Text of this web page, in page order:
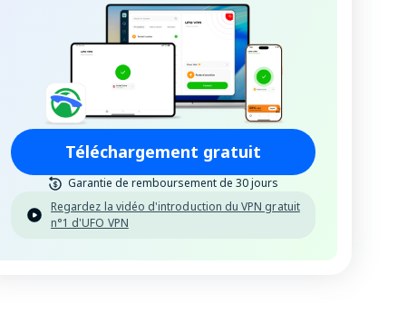
Téléchargement gratuit
Garantie de remboursement de 30 jours
Regardez la vidéo d'introduction du VPN gratuit
n°1 d'UFO VPN